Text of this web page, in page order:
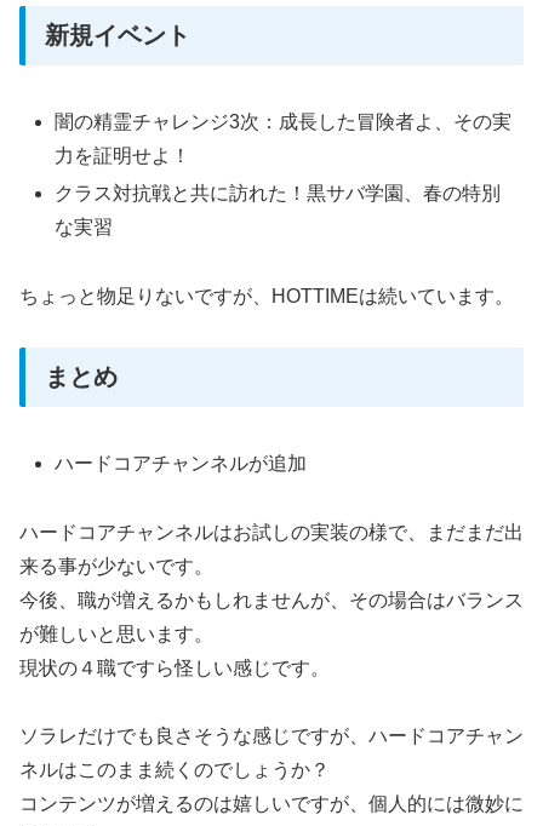
新規イベント
闇の精霊チャレンジ3次：成長した冒険者よ、その実
力を証明せよ！
クラス対抗戦と共に訪れた！黒サバ学園、春の特別
な実習
ちょっと物足りないですが、HOTTIMEは続いています。
まとめ
ハードコアチャンネルが追加
ハードコアチャンネルはお試しの実装の様で、まだまだ出
来る事が少ないです。
今後、職が増えるかもしれませんが、その場合はバランス
が難しいと思います。
現状の４職ですら怪しい感じです。
ソラレだけでも良さそうな感じですが、ハードコアチャン
ネルはこのまま続くのでしょうか？
コンテンツが増えるのは嬉しいですが、個人的には微妙に